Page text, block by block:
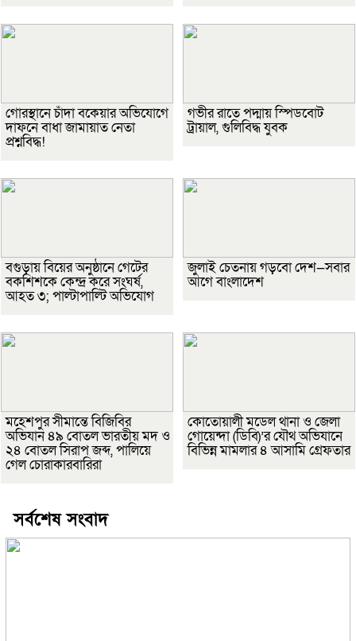
গোরস্থানে চাঁদা বকেয়ার অভিযোগে
দাফনে বাধা জামায়াত নেতা
প্রশ্নবিদ্ধ!
গভীর রাতে পদ্মায় স্পিডবোট
ট্রায়াল, গুলিবিদ্ধ যুবক
বগুড়ায় বিয়ের অনুষ্ঠানে গেটের
বকশিশকে কেন্দ্র করে সংঘর্ষ,
আহত ৩; পাল্টাপাল্টি অভিযোগ
জুলাই চেতনায় গড়বো দেশ—সবার
আগে বাংলাদেশ
মহেশপুর সীমান্তে বিজিবির
অভিযান ৪৯ বোতল ভারতীয় মদ ও
২৪ বোতল সিরাপ জব্দ, পালিয়ে
গেল চোরাকারবারিরা
কোতোয়ালী মডেল থানা ও জেলা
গোয়েন্দা (ডিবি)’র যৌথ অভিযানে
বিভিন্ন মামলার ৪ আসামি গ্রেফতার
সর্বশেষ সংবাদ